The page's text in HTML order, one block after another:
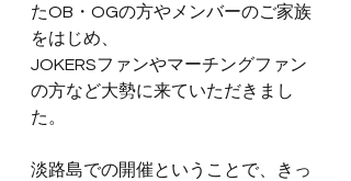
たOB・OGの方やメンバーのご家族
をはじめ、
JOKERSファンやマーチングファン
の方など大勢に来ていただきまし
た。
淡路島での開催ということで、きっ